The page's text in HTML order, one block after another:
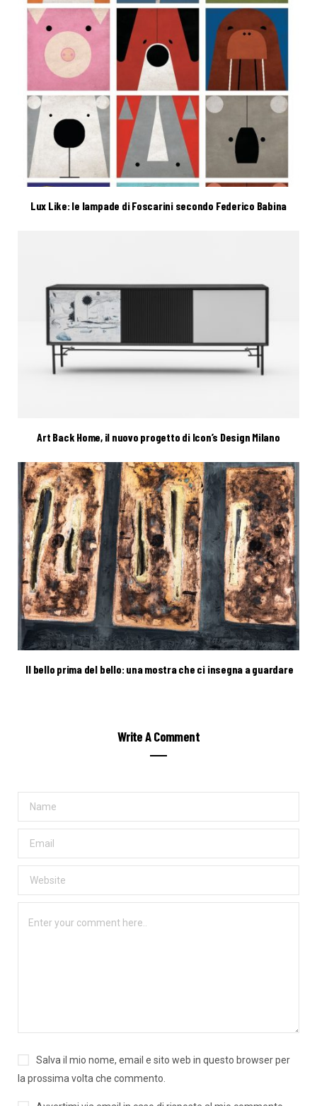
Lux Like: le lampade di Foscarini secondo Federico Babina
Art Back Home, il nuovo progetto di Icon’s Design Milano
Il bello prima del bello: una mostra che ci insegna a guardare
Write A Comment
Salva il mio nome, email e sito web in questo browser per
la prossima volta che commento.